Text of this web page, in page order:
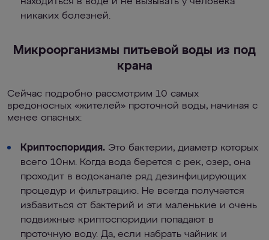
никаких болезней.
Микроорганизмы питьевой воды из под
крана
Сейчас подробно рассмотрим 10 самых
вредоносных «жителей» проточной воды, начиная с
менее опасных:
Криптоспоридия. Это бактерии, диаметр которых
всего 10нм. Когда вода берется с рек, озер, она
проходит в водоканале ряд дезинфицирующих
процедур и фильтрацию. Не всегда получается
избавиться от бактерий и эти маленькие и очень
подвижные криптоспоридии попадают в
проточную воду. Да, если набрать чайник и